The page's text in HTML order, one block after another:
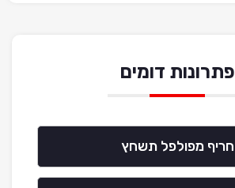
פתרונות דומים
חריף מפולפל תשחץ